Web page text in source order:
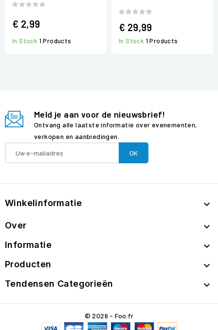
€ 2,99
In Stock 1 Products
€ 29,99
In Stock 1 Products
Meld je aan voor de nieuwsbrief!
Ontvang alle laatste informatie over evenementen,
verkopen en aanbiedingen.
Winkelinformatie 
Over 
Informatie 
Producten 
Tendensen Categorieën 
© 2026 - Foo.fr